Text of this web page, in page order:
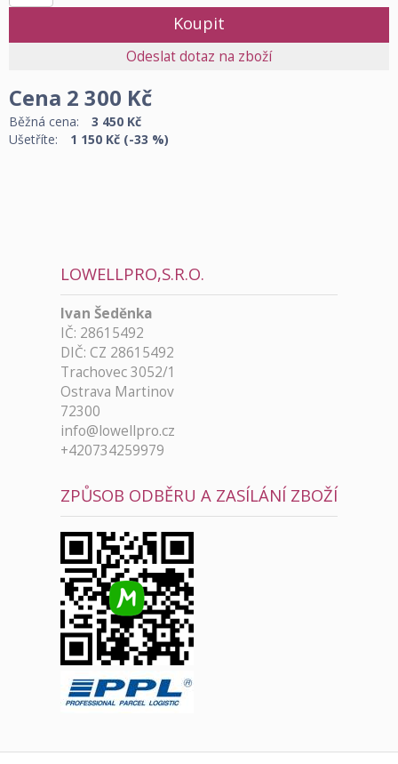
Cena 2 300 Kč
Běžná cena:
3 450 Kč
Ušetříte:
1 150 Kč (-33 %)
LOWELLPRO,S.R.O.
Ivan Šeděnka
IČ: 28615492
DIČ: CZ 28615492
Trachovec 3052/1
Ostrava Martinov
72300
info@lowellpro.cz
+420734259979
ZPŮSOB ODBĚRU A ZASÍLÁNÍ ZBOŽÍ